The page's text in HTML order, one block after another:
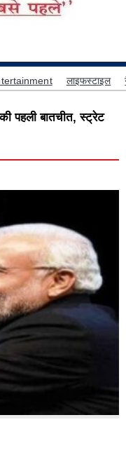
लाइफस्टाइल
पहली बातचीत, स्ट्रेट